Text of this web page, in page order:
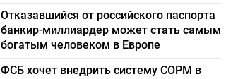
Отказавшийся от российского паспорта
банкир-миллиардер может стать самым
богатым человеком в Европе
ФСБ хочет внедрить систему СОРМ в